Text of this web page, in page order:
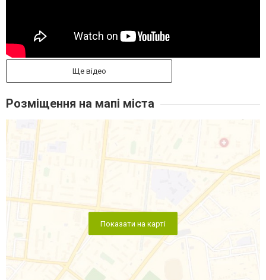
Ще відео
Розміщення на мапі міста
Показати на карті